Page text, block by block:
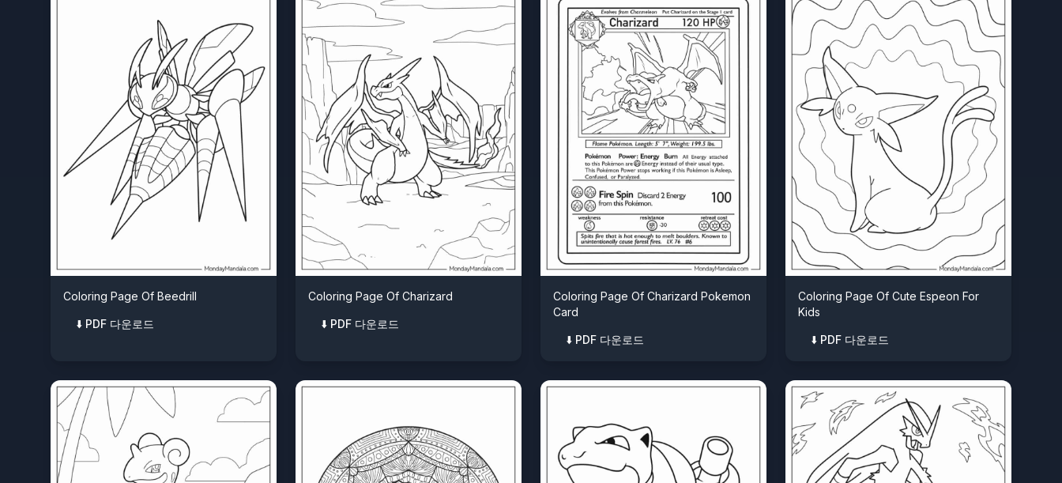
Coloring Page Of Beedrill
⬇️ PDF 다운로드
Coloring Page Of Charizard
⬇️ PDF 다운로드
Coloring Page Of Charizard Pokemon
Card
⬇️ PDF 다운로드
Coloring Page Of Cute Espeon For
Kids
⬇️ PDF 다운로드